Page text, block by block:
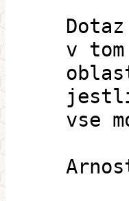
v
jestli
vse